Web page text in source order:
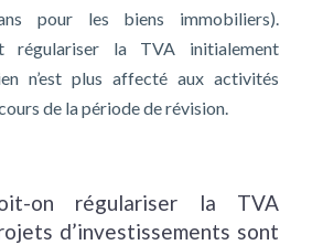
pour les biens immobiliers).
régulariser la TVA initialement
n’est plus affecté aux activités
de la période de révision.
on régulariser la TVA
d’investissements sont